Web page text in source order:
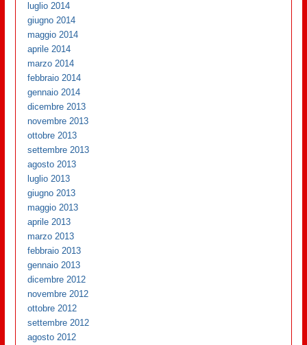
luglio 2014
giugno 2014
maggio 2014
aprile 2014
marzo 2014
febbraio 2014
gennaio 2014
dicembre 2013
novembre 2013
ottobre 2013
settembre 2013
agosto 2013
luglio 2013
giugno 2013
maggio 2013
aprile 2013
marzo 2013
febbraio 2013
gennaio 2013
dicembre 2012
novembre 2012
ottobre 2012
settembre 2012
agosto 2012